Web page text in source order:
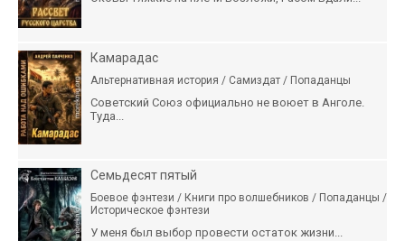
Камарадас
Альтернативная история / Самиздат / Попаданцы
Советский Союз официально не воюет в Анголе.
Туда...
Семьдесят пятый
Боевое фэнтези / Книги про волшебников / Попаданцы /
Историческое фэнтези
У меня был выбор провести остаток жизни...